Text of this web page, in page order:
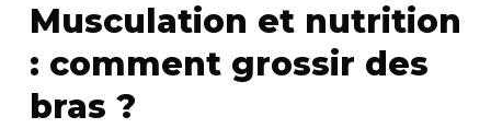
Musculation et nutrition
: comment grossir des
bras ?